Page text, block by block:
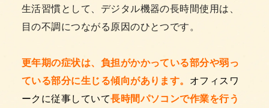
生活習慣として、デジタル機器の長時間使用は、
目の不調につながる原因のひとつです。
更年期の症状は、負担がかかっている部分や弱っ
ている部分に生じる傾向があります。 オフィスワ
ークに従事していて長時間パソコンで作業を行う